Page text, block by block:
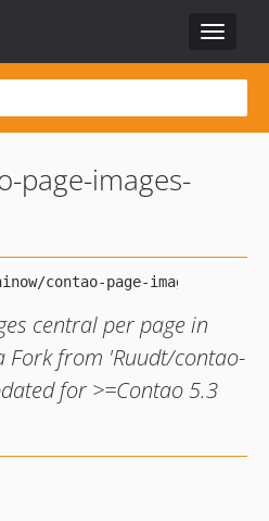
Toggle
page-images-
central per page in
Fork from 'Ruudt/contao-
for >=Contao 5.3